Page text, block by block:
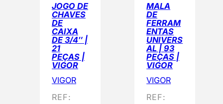
JOGO DE
CHAVES
DE
CAIXA
DE 3/4″ |
21
PEÇAS |
VIGOR
VIGOR
REF:
MALA
DE
FERRAM
ENTAS
UNIVERS
AL | 93
PEÇAS |
VIGOR
VIGOR
REF: